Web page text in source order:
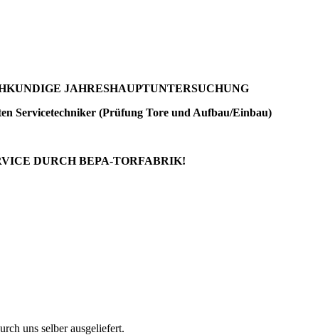
JAHRESHAUPTUNTERSUCHUNG
Servicetechniker (Prüfung Tore und Aufbau/Einbau)
DURCH BEPA-TORFABRIK!
uns selber ausgeliefert.